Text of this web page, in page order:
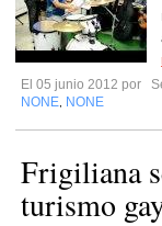
El 05 junio 2012 por
NONE NONE
Frigiliana
turismo